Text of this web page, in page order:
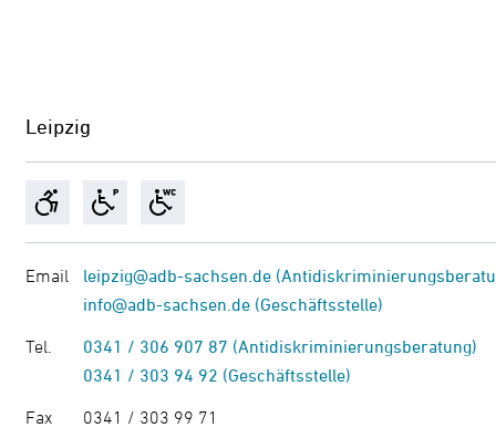
Leipzig
Email
leipzig@adb-sachsen.de
info@adb-sachsen.de (Geschäftsstelle)
Tel.
0341 / 306 907 87 (Antidiskriminierungsberatung)
0341 / 303 94 92 (Geschäftsstelle)
Fax 0341 / 303 99 71